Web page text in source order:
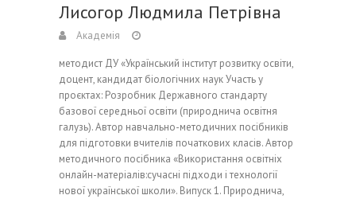
Лисогор Людмила Петрівна
Академія
методист ДУ «Український інститут розвитку освіти,
доцент, кандидат біологічних наук Участь у
проєктах: Розробник Державного стандарту
базової середньої освіти (природнича освітня
галузь). Автор навчально-методичних посібників
для підготовки вчителів початкових класів. Автор
методичного посібника «Використання освітніх
онлайн-матеріалів:сучасні підходи і технології
нової української школи». Випуск 1. Природнича,